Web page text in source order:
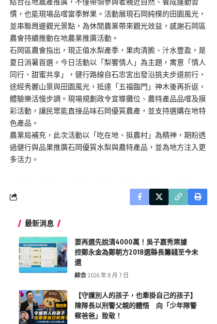
慣，也能現場品嚐當季鮮果。活動展現石岡純樸的田園風光，
並串聯周邊觀光景點，為休閒農業帶來觀光效益，感謝石岡區
農會持續推動在地農業推廣活動。
石岡區農會指出，現正值水梨產季，果肉清脆、汁水豐盈，是
夏日消暑首選。今日活動以「梨饗情人」為主題，寓意「情人
同行、甜蜜共享」，健行路線自石忠宮出發沿挑夫步道前行，
途經秀麗山景與田園風光，抵達「五福臨門」神木後再折返，
體驗樂活慢步調。現場規劃政令宣導攤位、農特產品品嚐及摸
彩活動，讓民眾能直接品味石岡優質農產，並支持選購在地特
色產品。
農業局補充，此次活動以「吃在地、挺農村」為精神，期盼透
過健行與品果推廣石岡優質水梨與農特產品，並為地方注入更
多活力。
最新消息
要再選先說清4000萬！吳子嘉秀票據
控鄭永金為鄭朝方2018選縣長籌錢至今未
還
綜合 2026 年 8 月 7 日
【守護別人的孩子，也牽掛自己的孩子】
陳隊長以刑警父親的體悟 向「少年隊警
察爸爸」致敬！